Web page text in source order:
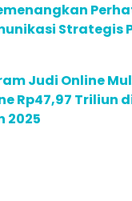
Strategis
Judi Online
Rp47,97 Triliun
2025